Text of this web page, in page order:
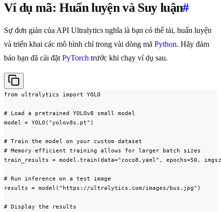
Ví dụ mã: Huấn luyện và Suy luận#
Sự đơn giản của API Ultralytics nghĩa là bạn có thể tải, huấn luyện
và triển khai các mô hình chỉ trong vài dòng mã Python. Hãy đảm
bảo bạn đã cài đặt PyTorch trước khi chạy ví dụ sau.
from ultralytics import YOLO
# Load a pretrained YOLOv8 small model
model = YOLO("yolov8s.pt")
# Train the model on your custom dataset
# Memory efficient training allows for larger batch sizes
train_results = model.train(data="coco8.yaml", epochs=50,
# Run inference on a test image
results = model("https://ultralytics.com/images/bus.jpg")
# Display the results